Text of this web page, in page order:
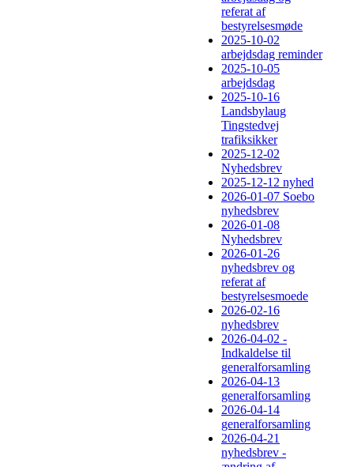
referat af
bestyrelsesmøde
2025-10-02
arbejdsdag reminder
2025-10-05
arbejdsdag
2025-10-16
Landsbylaug
Tingstedvej
trafiksikker
2025-12-02
Nyhedsbrev
2025-12-12 nyhed
2026-01-07 Soebo
nyhedsbrev
2026-01-08
Nyhedsbrev
2026-01-26
nyhedsbrev og
referat af
bestyrelsesmoede
2026-02-16
nyhedsbrev
2026-04-02 -
Indkaldelse til
generalforsamling
2026-04-13
generalforsamling
2026-04-14
generalforsamling
2026-04-21
nyhedsbrev -